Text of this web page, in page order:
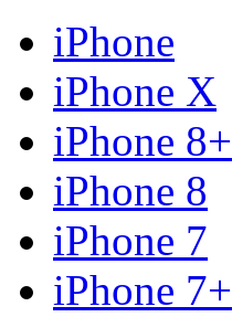
iPhone
iPhone X
iPhone 8+
iPhone 8
iPhone 7
iPhone 7+